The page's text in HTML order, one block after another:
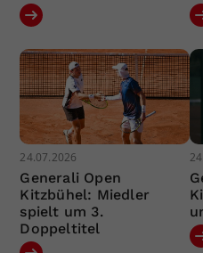
24.07.2026
Generali Open
Kitzbühel: Miedler
spielt um 3.
Doppeltitel